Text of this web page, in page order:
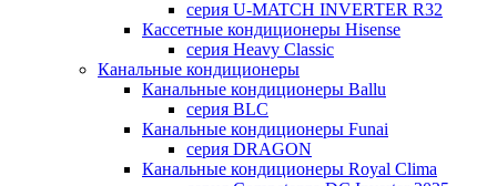
серия U-MATCH INVERTER R32
Кассетные кондиционеры Hisense
серия Heavy Classic
Канальные кондиционеры
Канальные кондиционеры Ballu
серия BLC
Канальные кондиционеры Funai
серия DRAGON
Канальные кондиционеры Royal Clima